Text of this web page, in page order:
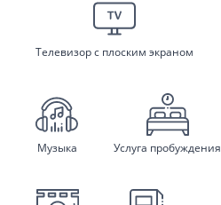
Телевизор с плоским экраном
Музыка Услуга пробуждения